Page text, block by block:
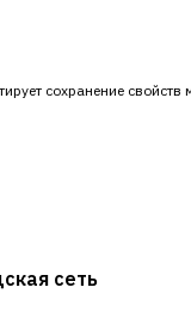
сохранение свойств
сеть